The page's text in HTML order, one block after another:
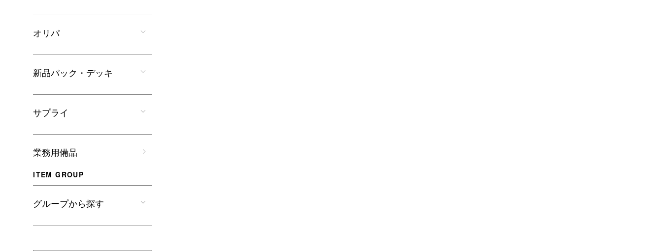
オリパ
新品パック・デッキ
サプライ
業務用備品
ITEM GROUP
グループから探す